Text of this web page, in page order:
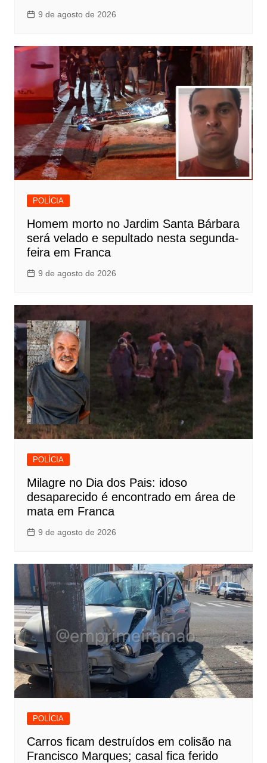
9 de agosto de 2026
POLÍCIA
Homem morto no Jardim Santa Bárbara
será velado e sepultado nesta segunda-
feira em Franca
9 de agosto de 2026
POLÍCIA
Milagre no Dia dos Pais: idoso
desaparecido é encontrado em área de
mata em Franca
9 de agosto de 2026
POLÍCIA
Carros ficam destruídos em colisão na
Francisco Marques; casal fica ferido